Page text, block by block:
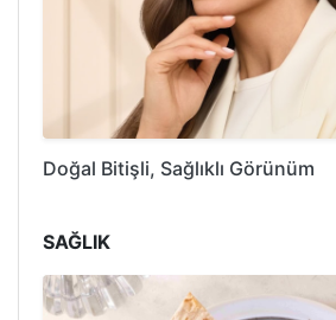
Doğal Bitişli, Sağlıklı Görünüm
SAĞLIK